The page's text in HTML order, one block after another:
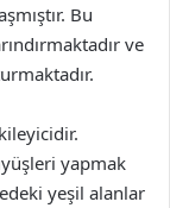
Bu
ve
yapmak
yeşil alanlar